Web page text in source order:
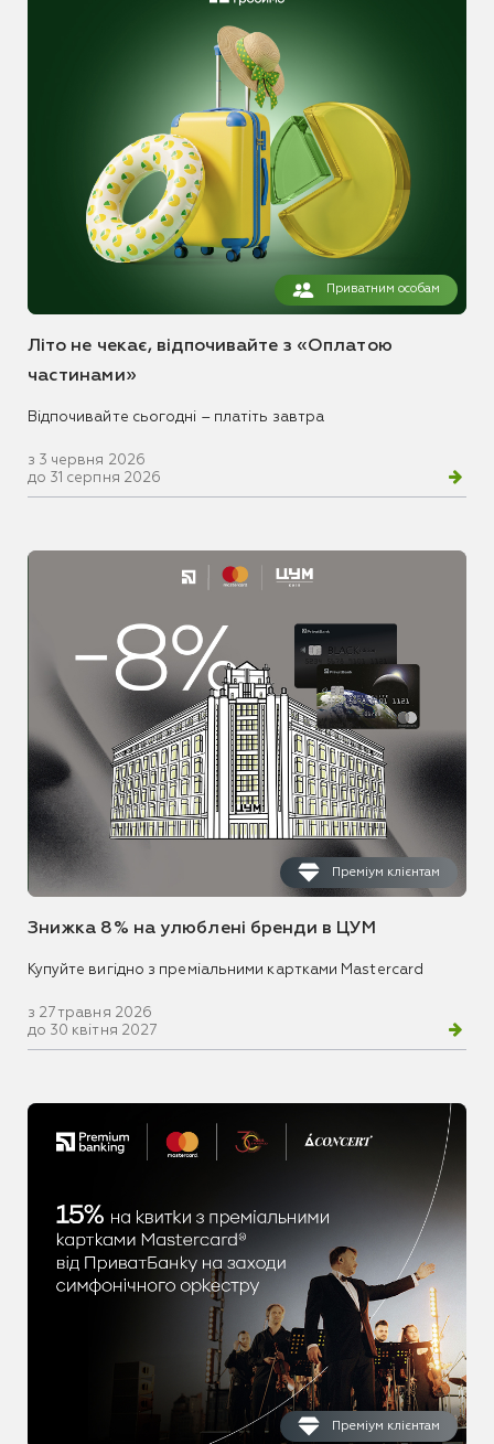
Приватним особам
Літо не чекає, відпочивайте з «Оплатою
частинами»
Відпочивайте сьогодні – платіть завтра
з 3 червня 2026
до 31 серпня 2026
Преміум клієнтам
Знижка 8% на улюблені бренди в ЦУМ
Купуйте вигідно з преміальними картками Mastercard
з 27 травня 2026
до 30 квітня 2027
Преміум клієнтам